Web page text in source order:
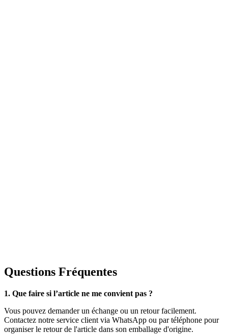
Questions Fréquentes
1. Que faire si l’article ne me convient pas ?
Vous pouvez demander un échange ou un retour facilement.
Contactez notre service client via WhatsApp ou par téléphone pour
organiser le retour de l'article dans son emballage d'origine.